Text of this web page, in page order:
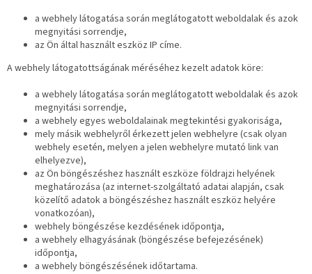
a webhely látogatása során meglátogatott weboldalak és azok
megnyitási sorrendje,
az Ön által használt eszköz IP címe.
A webhely látogatottságának méréséhez kezelt adatok köre:
a webhely látogatása során meglátogatott weboldalak és azok
megnyitási sorrendje,
a webhely egyes weboldalainak megtekintési gyakorisága,
mely másik webhelyről érkezett jelen webhelyre (csak olyan
webhely esetén, melyen a jelen webhelyre mutató link van
elhelyezve),
az Ön böngészéshez használt eszköze földrajzi helyének
meghatározása (az internet-szolgáltató adatai alapján, csak
közelítő adatok a böngészéshez használt eszköz helyére
vonatkozóan),
webhely böngészése kezdésének időpontja,
a webhely elhagyásának (böngészése befejezésének)
időpontja,
a webhely böngészésének időtartama.